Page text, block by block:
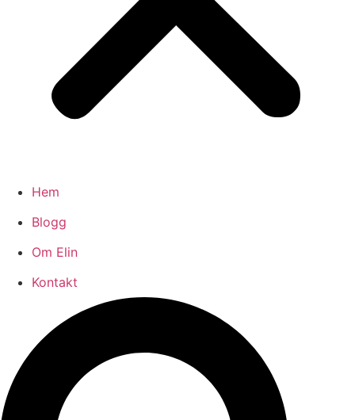
Hem
Blogg
Om Elin
Kontakt